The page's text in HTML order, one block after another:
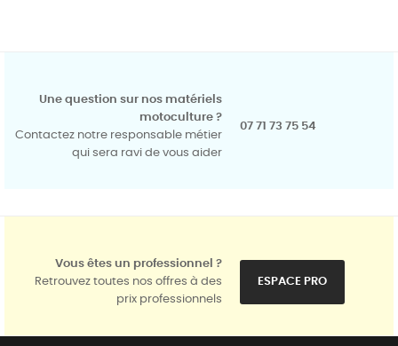
Une question sur nos matériels
motoculture ?
Contactez notre responsable métier
qui sera ravi de vous aider
07 71 73 75 54
Vous êtes un professionnel ?
Retrouvez toutes nos offres à des
prix professionnels
ESPACE PRO